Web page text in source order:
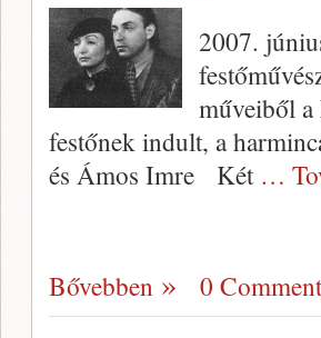
2007.
műveiből
festőnek indult, a
és Ámos Imre Két …
Bővebben 0